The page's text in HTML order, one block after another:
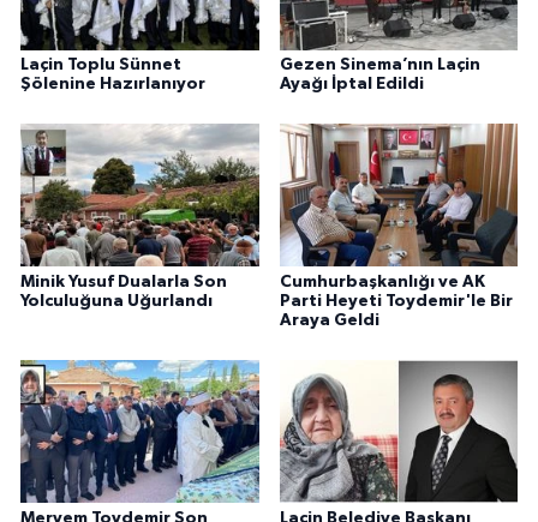
Laçin Toplu Sünnet
Şölenine Hazırlanıyor
Gezen Sinema’nın Laçin
Ayağı İptal Edildi
Minik Yusuf Dualarla Son
Yolculuğuna Uğurlandı
Cumhurbaşkanlığı ve AK
Parti Heyeti Toydemir'le Bir
Araya Geldi
Meryem Toydemir Son
Laçin Belediye Başkanı